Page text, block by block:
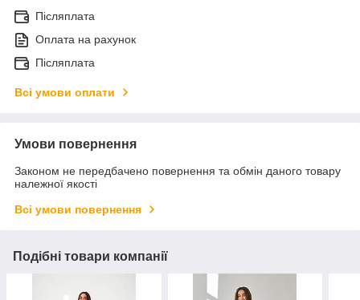
Післяплата
Оплата на рахунок
Післяплата
Всі умови оплати
Умови повернення
Законом не передбачено повернення та обмін даного товару
належної якості
Всі умови повернення
Подібні товари компанії